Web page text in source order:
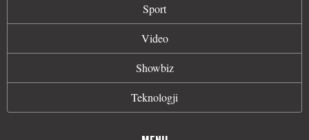
Sport
Video
Showbiz
Teknologji